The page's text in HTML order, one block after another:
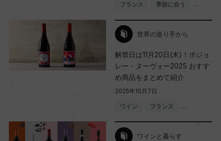
フランス 季節に合う …
世界の造り手から
解禁日は11月20日(木)！ボジョ
レー・ヌーヴォー2025 おすす
め商品をまとめて紹介
2025年10月7日
ワイン フランス …
ワインと暮らす